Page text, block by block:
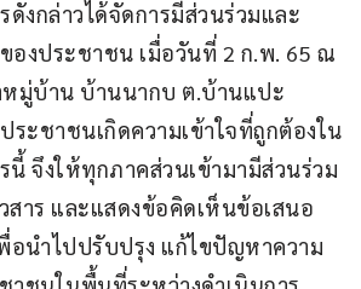
ดังกล่าวได้จัดการมีส่วนร่วมและ
องประชาชน เมื่อวันที่ 2 ก.พ. 65 ณ
มู่บ้าน บ้านนากบ ต.บ้านแปะ
ระชาชนเกิดความเข้าใจที่ถูกต้องใน
นี้ จึงให้ทุกภาคส่วนเข้ามามีส่วนร่วม
สาร และแสดงข้อคิดเห็นข้อเสนอ
อนำไปปรับปรุง แก้ไขปัญหาความ